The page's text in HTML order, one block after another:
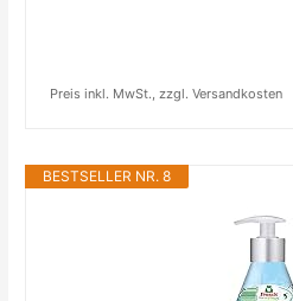
Preis inkl. MwSt., zzgl. Versandkosten
BESTSELLER NR. 8